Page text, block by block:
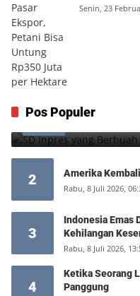
Juta per
Senin, 23
Pos Populer
1 SD Inpres
2 Amerika
Rabu, 8 Juli 2026,
3
Indonesia Emas
Kehilangan
Rabu, 8 Juli 2026,
4
Ketika Seorang
Panggung